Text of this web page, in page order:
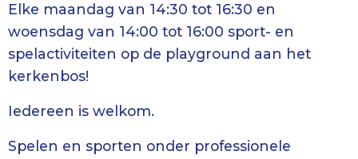
Elke maandag van 14:30 tot 16:30 en
woensdag van 14:00 tot 16:00 sport- en
spelactiviteiten op de playground aan het
kerkenbos!
Iedereen is welkom.
Spelen en sporten onder professionele